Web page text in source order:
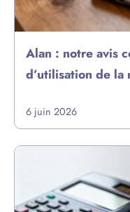
Alan : notre avis
d’utilisation de
6 juin 2026